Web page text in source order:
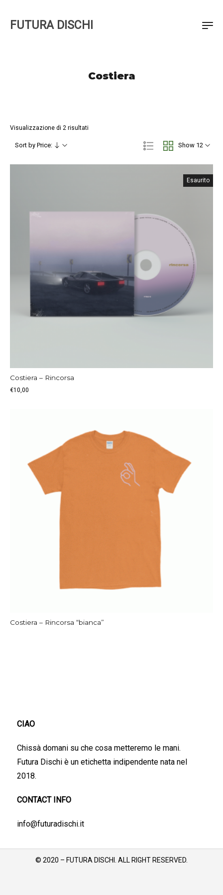
FUTURA DISCHI
Costiera
Visualizzazione di 2 risultati
Show 12
Sort by Price:
Esaurito
Costiera – Rincorsa
€10,00
Costiera – Rincorsa “bianca”
CIAO
Chissà domani su che cosa metteremo le mani.
Futura Dischi è un etichetta indipendente nata nel
2018.
CONTACT INFO
info@futuradischi.it
© 2020 – FUTURA DISCHI. ALL RIGHT RESERVED.